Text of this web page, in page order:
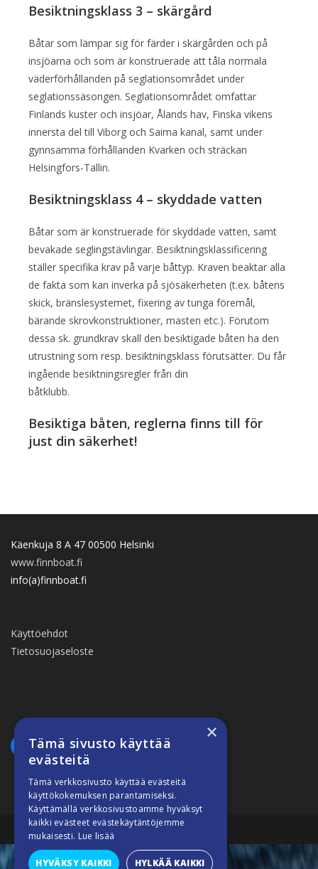
Besiktningsklass 3 – skärgård
Båtar som lämpar sig för färder i skärgården och på
insjöarna och som är konstruerade att tåla normala
väderförhållanden på seglationsområdet under
seglationssäsongen. Seglationsområdet omfattar
Finlands kuster och insjöar, Ålands hav, Finska vikens
innersta del till Viborg och Saima kanal, samt under
gynnsamma förhållanden Kvarken och sträckan
Helsingfors-Tallin.
Besiktningsklass 4 – skyddade vatten
Båtar som är konstruerade för skyddade vatten, samt
bevakade seglingstävlingar. Besiktningsklassificering
ställer specifika krav på varje båttyp. Kraven beaktar alla
de fakta som kan inverka på sjösäkerheten (t.ex. båtens
skick, bränslesystemet, fixering av tunga föremål,
bärande skrovkonstruktioner, masten etc.). Förutom
dessa sk. grundkrav skall den besiktigade båten ha den
utrustning som resp. besiktningsklass förutsätter. Du får
ingående besiktningsregler från din
båtklubb.
Besiktiga båten, reglerna finns till för
just din säkerhet!
Käenkuja 8 A 47 00500 Helsinki
www.finnboat.fi
info(a)finnboat.fi
Käyttöehdot
Tietosuojaseloste
Suomiveneilee © 2026
×
Tämä sivusto käyttää
evästeitä
Tämä verkkosivusto käyttää evästeitä
käyttökokemuksen parantamiseksi.
Käyttämällä verkkosivustoamme hyväksyt
kaikki evästeet evästekäytäntöjemme
mukaisesti. Lue lisää
HYVÄKSY KAIKKI HYLKÄÄ KAIKKI